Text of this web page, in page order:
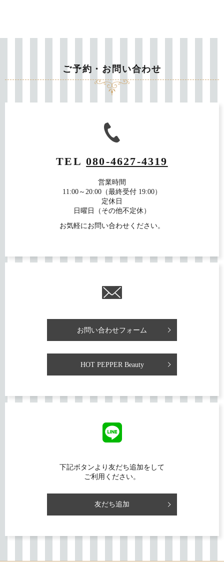
ご予約・お問い合わせ
TEL080-4627-4319
営業時間
11:00～20:00（最終受付 19:00）
定休日
日曜日（その他不定休）
お気軽にお問い合わせください。
お問い合わせフォーム
HOT PEPPER Beauty
下記ボタンより友だち追加をして
ご利用ください。
友だち追加